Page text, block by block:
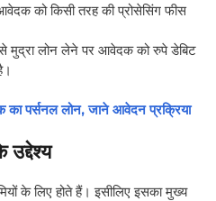
को किसी तरह की प्रोसेसिंग फीस
मुद्रा लोन लेने पर आवेदक को रुपे डेबिट
पर्सनल लोन, जाने आवेदन प्रक्रिया
के लिए होते हैं। इसीलिए इसका मुख्य